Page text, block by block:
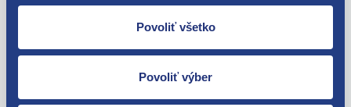
Povoliť všetko
Povoliť výber
Tovar môžete vrátiť do 60 dní od
zakúpenia. Alebo vám pošleme náhradu.